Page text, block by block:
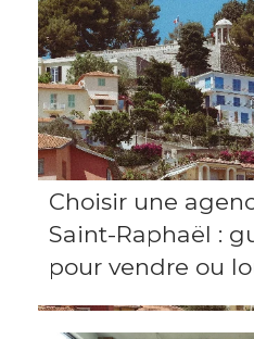
Choisir une
Saint-Raphaël :
pour vendre ou